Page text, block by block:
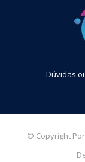
Dúvidas
© Copyright